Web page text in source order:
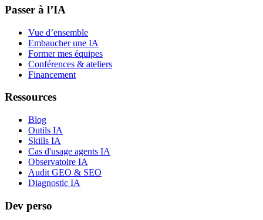
Passer à l’IA
Vue d’ensemble
Embaucher une IA
Former mes équipes
Conférences & ateliers
Financement
Ressources
Blog
Outils IA
Skills IA
Cas d'usage agents IA
Observatoire IA
Audit GEO & SEO
Diagnostic IA
Dev perso